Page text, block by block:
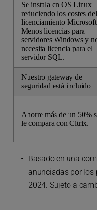
Se instala en OS Linux
reduciendo los costes del
licenciamiento
Menos licencias para
servidores Windows y
necesita licencia para el
servidor SQL.
Nuestro gateway de
seguridad está incluido
Ahorre más de un 50%
le compara con Citrix.
Basado en una
anunciadas por los
2024. Sujeto a